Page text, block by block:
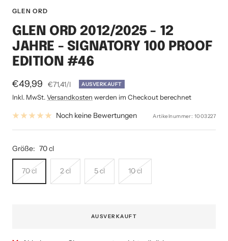
gehen
GLEN ORD
GLEN ORD 2012/2025 - 12
JAHRE - SIGNATORY 100 PROOF
EDITION #46
Angebotspreis
€49,99 €71,41/l AUSVERKAUFT
Inkl. MwSt.Versandkosten werden im Checkout berechnet
Noch keine Bewertungen Artikelnummer: 1003227
Größe: 70 cl
70 cl 2 cl 5 cl 10 cl
AUSVERKAUFT